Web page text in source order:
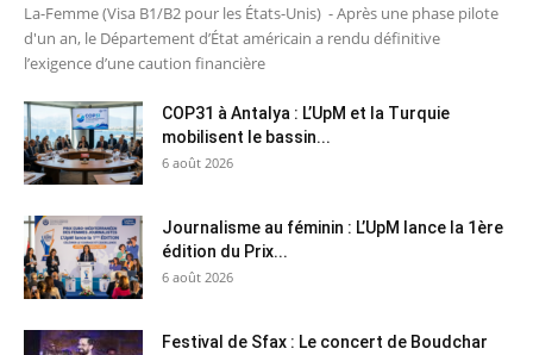
La-Femme (Visa B1/B2 pour les États-Unis) - Après une phase pilote
d'un an, le Département d’État américain a rendu définitive
l’exigence d’une caution financière
COP31 à Antalya : L’UpM et la Turquie
mobilisent le bassin...
6 août 2026
Journalisme au féminin : L’UpM lance la 1ère
édition du Prix...
6 août 2026
Festival de Sfax : Le concert de Boudchar